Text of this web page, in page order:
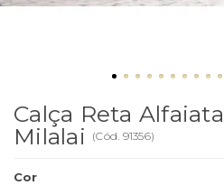
Calça Reta
Milalai
(Cód. 91356)
Cor